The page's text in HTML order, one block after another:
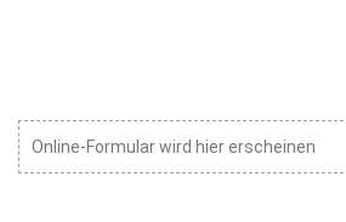
Online-Formular wird hier erscheinen